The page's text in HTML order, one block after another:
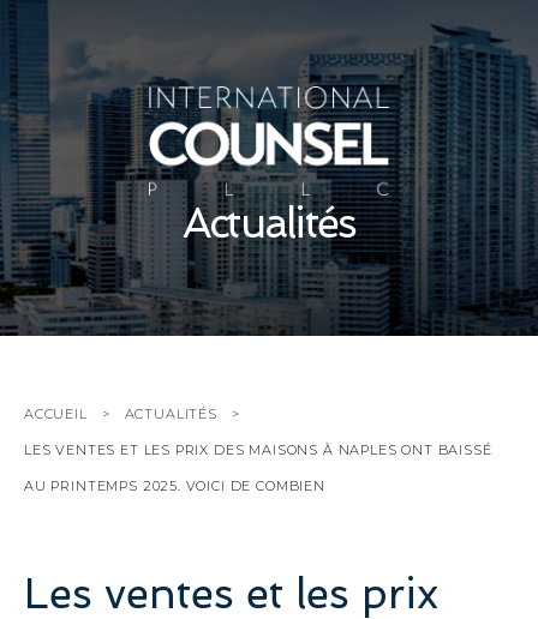
Actualités
ACCUEIL ACTUALITÉS
LES VENTES ET LES PRIX DES MAISONS À NAPLES ONT BAISSÉ
AU PRINTEMPS 2025. VOICI DE COMBIEN
Les ventes et les prix